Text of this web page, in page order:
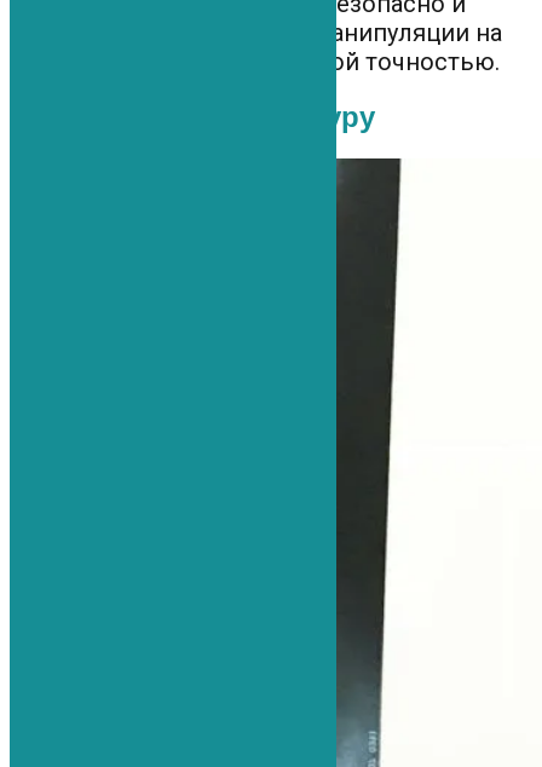
безошибочно выполнить манипуляции на
позвоночнике с филигранной точностью.
Кто проводит процедуру